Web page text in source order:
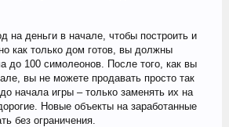
на деньги в начале, чтобы построить и
как только дом готов, вы должны
до 100 симолеонов. После того, как вы
вы не можете продавать просто так
начала игры – только заменять их на
Новые объекты на заработанные
без ограничения.